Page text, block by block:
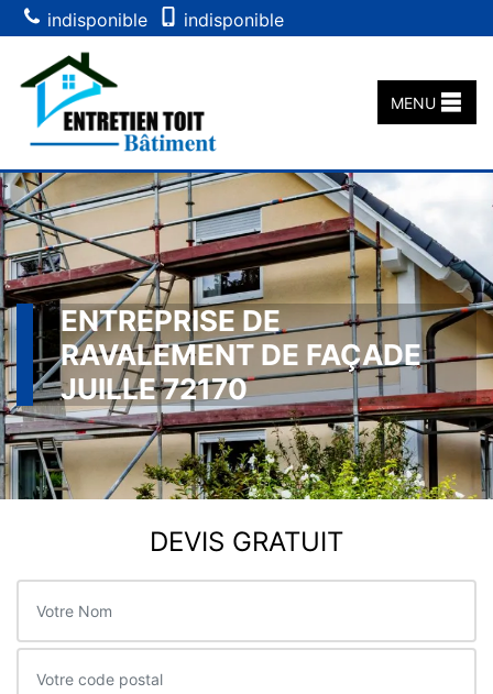
indisponible indisponible
MENU
ENTREPRISE DE
RAVALEMENT DE FAÇADE
JUILLE 72170
DEVIS GRATUIT